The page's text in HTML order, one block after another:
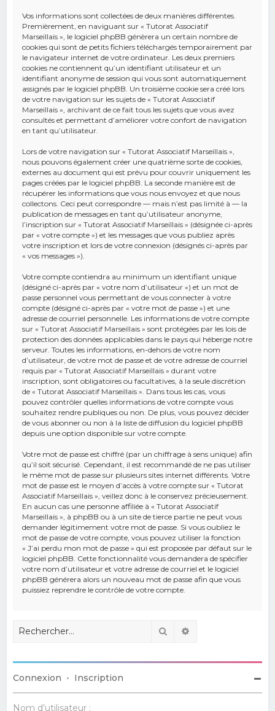
Vos informations sont collectées de deux manières différentes.
Premièrement, en naviguant sur « Tutorat Associatif
Marseillais », le logiciel phpBB génèrera un certain nombre de
cookies qui sont de petits fichiers téléchargés temporairement par
le navigateur internet de votre ordinateur. Les deux premiers
cookies ne contiennent qu’un identifiant utilisateur et un
identifiant anonyme de session qui vous sont automatiquement
assignés par le logiciel phpBB. Un troisième cookie sera créé lors
de votre navigation sur les sujets de « Tutorat Associatif
Marseillais », archivant de ce fait tous les sujets que vous avez
consultés et permettant d’améliorer votre confort de navigation
en tant qu’utilisateur.
Lors de votre navigation sur « Tutorat Associatif Marseillais »,
nous pouvons également créer une quatrième sorte de cookies,
externes au document qui est prévu pour couvrir uniquement les
pages créées par le logiciel phpBB. La seconde manière est de
récupérer les informations que vous nous envoyez et que nous
collectons. Ceci peut correspondre — mais n’est pas limité à — la
publication de messages en tant qu’utilisateur anonyme,
l’inscription sur « Tutorat Associatif Marseillais » (désignée ci-après
par « votre compte ») et les messages que vous publiez après
votre inscription et lors de votre connexion (désignés ci-après par
« vos messages »).
Votre compte contiendra au minimum un identifiant unique
(désigné ci-après par « votre nom d’utilisateur ») et un mot de
passe personnel vous permettant de vous connecter à votre
compte (désigné ci-après par « votre mot de passe ») et une
adresse de courriel personnelle. Les informations de votre compte
sur « Tutorat Associatif Marseillais » sont protégées par les lois de
protection des données applicables dans le pays qui héberge notre
serveur. Toutes les informations, en-dehors de votre nom
d’utilisateur, de votre mot de passe et de votre adresse de courriel
requis par « Tutorat Associatif Marseillais » durant votre
inscription, sont obligatoires ou facultatives, à la seule discrétion
de « Tutorat Associatif Marseillais ». Dans tous les cas, vous
pouvez contrôler quelles informations de votre compte vous
souhaitez rendre publiques ou non. De plus, vous pouvez décider
de vous abonner ou non à la liste de diffusion du logiciel phpBB
depuis une option disponible sur votre compte.
Votre mot de passe est chiffré (par un chiffrage à sens unique) afin
qu’il soit sécurisé. Cependant, il est recommandé de ne pas utiliser
le même mot de passe sur plusieurs sites internet différents. Votre
mot de passe est le moyen d’accès à votre compte sur « Tutorat
Associatif Marseillais », veillez donc à le conservez précieusement.
En aucun cas une personne affiliée à « Tutorat Associatif
Marseillais », à phpBB ou à un site de tierce partie ne peut vous
demander légitimement votre mot de passe. Si vous oubliez le
mot de passe de votre compte, vous pouvez utiliser la fonction
« J’ai perdu mon mot de passe » qui est proposée par défaut sur le
logiciel phpBB. Cette fonctionnalité vous demandera de spécifier
votre nom d’utilisateur et votre adresse de courriel et le logiciel
phpBB générera alors un nouveau mot de passe afin que vous
puissiez reprendre le contrôle de votre compte.
Rechercher
Connexion • Inscription
Nom d’utilisateur :